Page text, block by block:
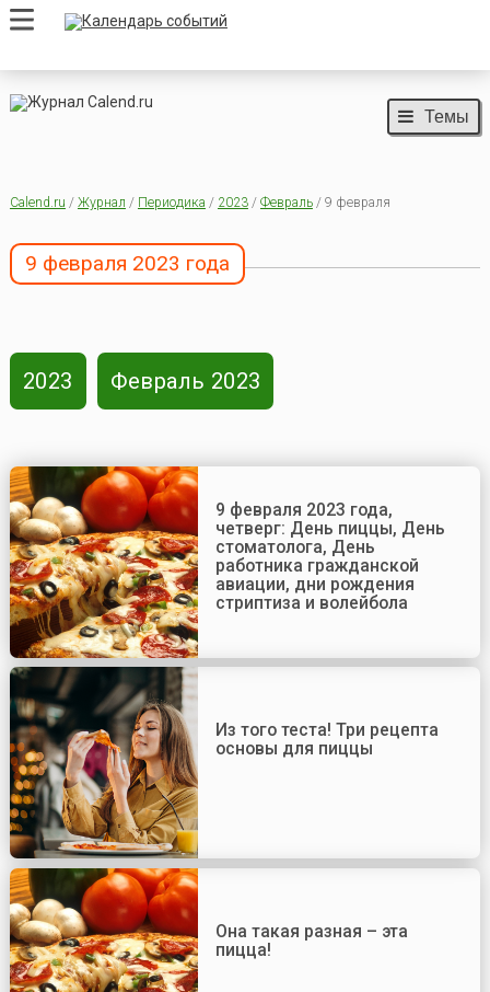
Темы
Calend.ru / Журнал / Периодика / 2023/ Февраль/ 9 февраля
9 февраля 2023 года
2023 Февраль 2023
9 февраля 2023 года,
четверг: День пиццы, День
стоматолога, День
работника гражданской
авиации, дни рождения
стриптиза и волейбола
Из того теста! Три рецепта
основы для пиццы
Она такая разная – эта
пицца!